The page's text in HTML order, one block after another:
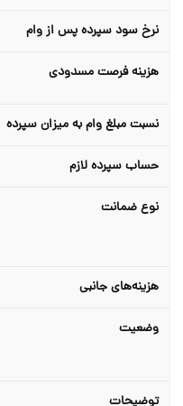
نرخ سود سپرده پس از وام
هزینه فرصت مسدودی
نسبت مبلغ وام به میزان سپرده
حساب سپرده لازم
نوع ضمانت
هزینه‌های جانبی
وضعیت
توضیحات